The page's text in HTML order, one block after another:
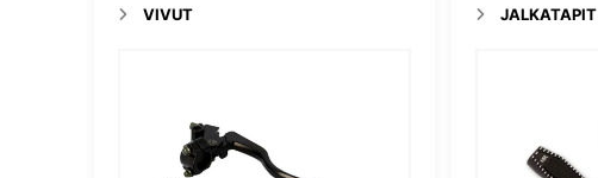
VIVUT JALKATAPIT